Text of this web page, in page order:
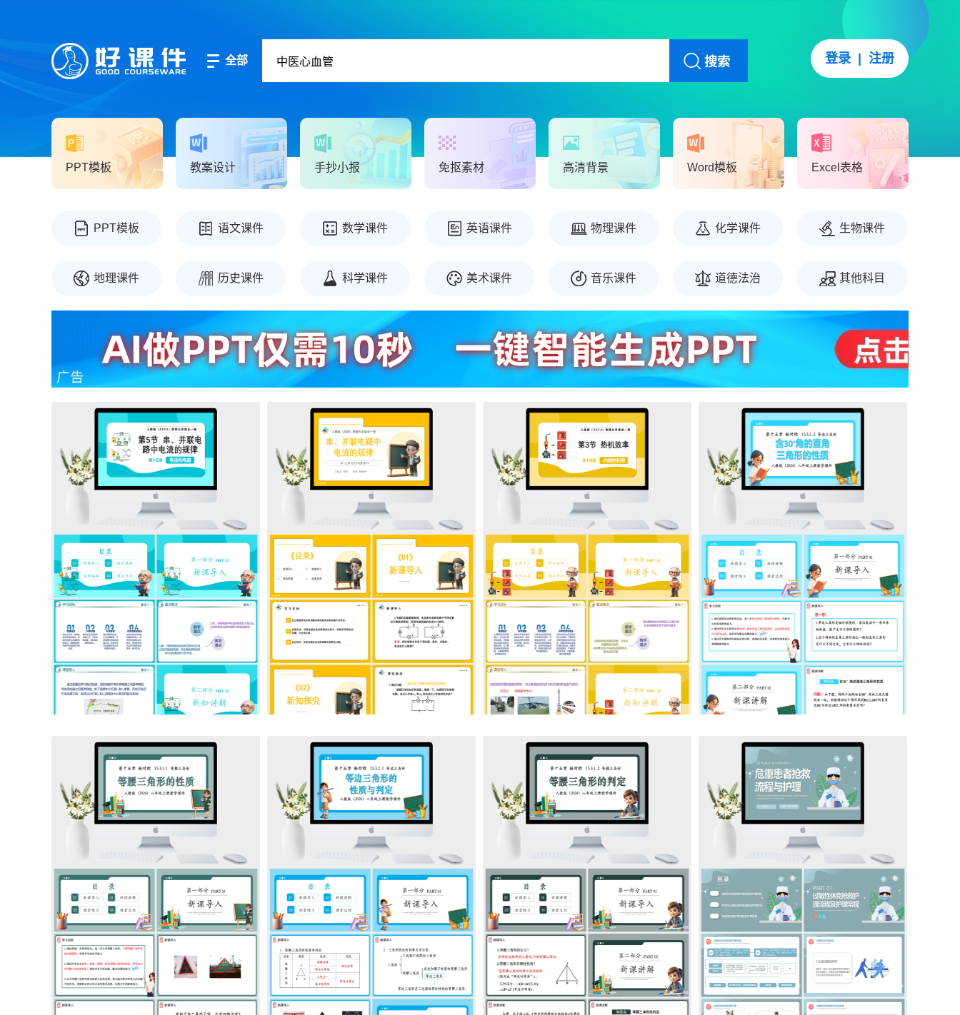
全部 搜索 登录 注册
PPT模板 教案设计 手抄小报 免抠素材 高清背景 Word模板 Excel表格
PPT模板 语文课件 数学课件 英语课件 物理课件 化学课件 生物课件
地理课件 历史课件 科学课件 美术课件 音乐课件 道德法治 其他科目